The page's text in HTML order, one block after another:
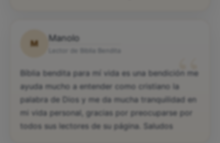
M
Manolo
“
Bíblia bendita para mí vida es una bendición me
ayuda mucho a entender como cristiano la
palabra de Dios y me da mucha tranquilidad en
mi vida personal, gracias por preocuparse por
todos sus lectores de su página. Saludos